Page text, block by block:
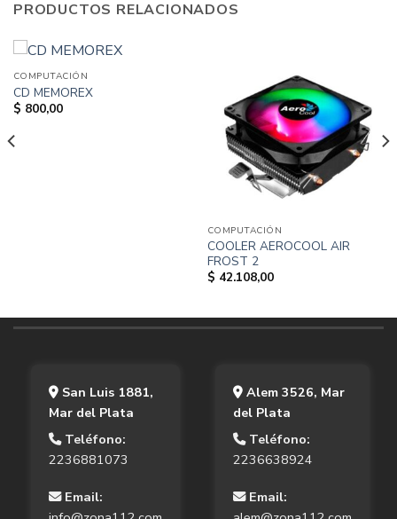
PRODUCTOS RELACIONADOS
COMPUTACIÓN
CD MEMOREX
$ 800,00
COMPUTACIÓN
COOLER AEROCOOL AIR
FROST 2
$ 42.108,00
San Luis 1881,
Mar del Plata
Teléfono:
2236881073
Email:
Alem 3526, Mar
del Plata
Teléfono:
2236638924
Email: